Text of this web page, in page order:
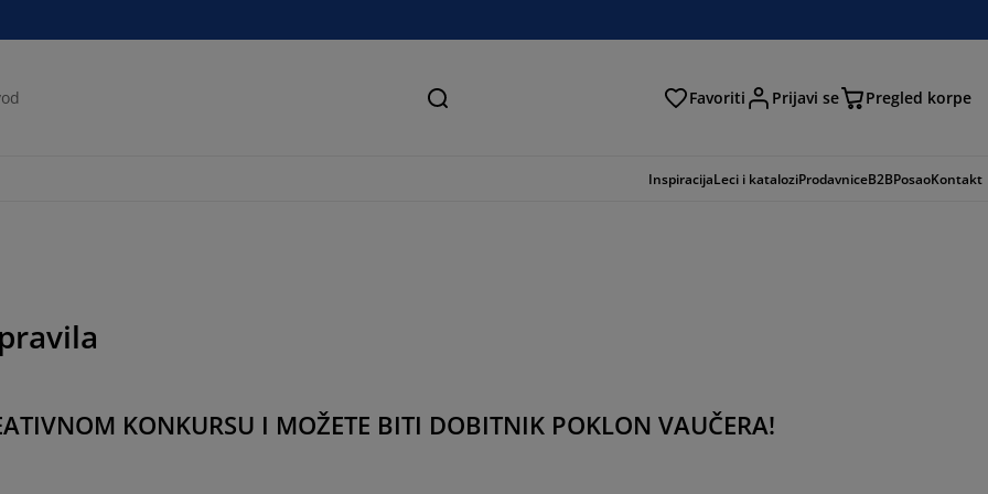
Pretraga Favoriti Prijavi se Pregled korpe
InspiracijaLeci i kataloziProdavniceB2BPosaoKontakt
KONKURSU I MOŽETE BITI DOBITNIK POKLON VAUČERA!